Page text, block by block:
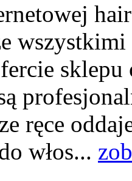
ręce
włos...